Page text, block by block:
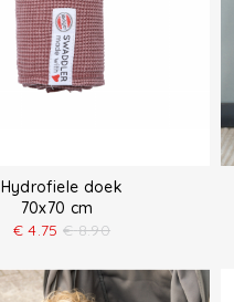
Hydrofiele doek
70x70 cm
€ 4.75 € 8.90